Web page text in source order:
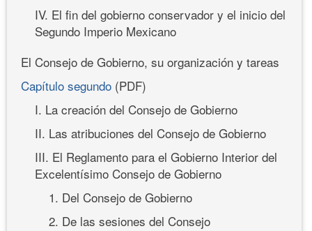
IV. El fin del gobierno conservador y el inicio del
Segundo Imperio Mexicano
El Consejo de Gobierno, su organización y tareas
Capítulo segundo (PDF)
I. La creación del Consejo de Gobierno
II. Las atribuciones del Consejo de Gobierno
III. El Reglamento para el Gobierno Interior del
Excelentísimo Consejo de Gobierno
1. Del Consejo de Gobierno
2. De las sesiones del Consejo